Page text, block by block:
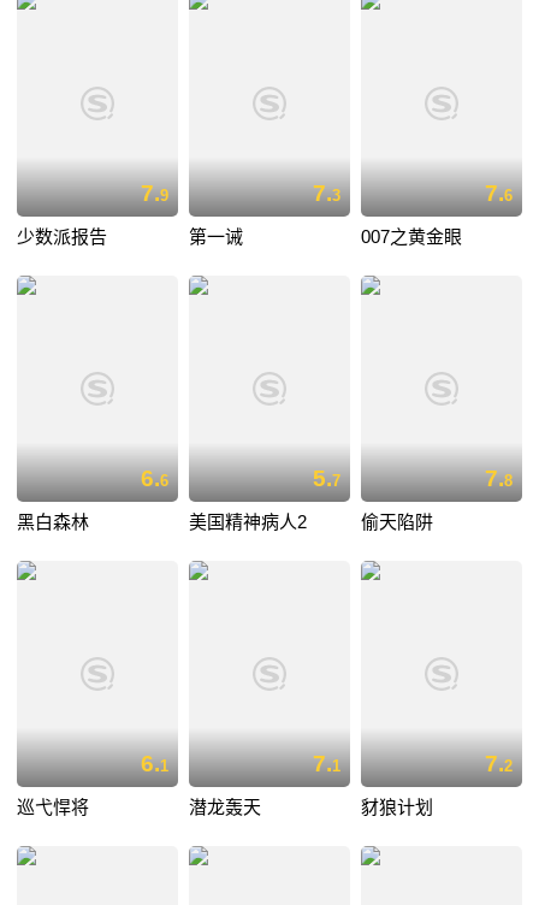
7.9
少数派报告
7.3
第一诫
7.6
007之黄金眼
6.6
黑白森林
5.7
美国精神病人2
7.8
偷天陷阱
6.1
巡弋悍将
7.1
潜龙轰天
7.2
豺狼计划